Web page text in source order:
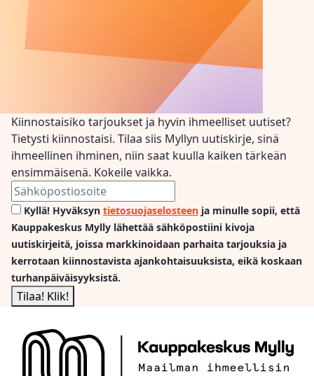
Kiinnostaisiko tarjoukset ja hyvin ihmeelliset uutiset?
Tietysti kiinnostaisi. Tilaa siis Myllyn uutiskirje, sinä
ihmeellinen ihminen, niin saat kuulla kaiken tärkeän
ensimmäisenä. Kokeile vaikka.
Kyllä! Hyväksyn tietosuojaselosteen ja minulle sopii, että
Kauppakeskus Mylly lähettää sähköpostiini kivoja
uutiskirjeitä, joissa markkinoidaan parhaita tarjouksia ja
kerrotaan kiinnostavista ajankohtaisuuksista, eikä koskaan
turhanpäiväisyyksistä.